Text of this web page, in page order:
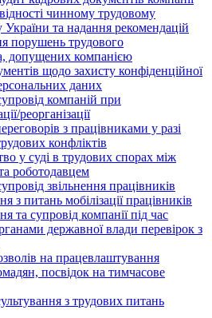
чинному трудовому
України та надання рекомендацій
порушень трудового
допущених компанією
щодо захисту конфіденційної
даних
компаній при
реорганізації
з працівниками у разі
конфліктів
у суді в трудових спорах між
роботодавцем
звільнення працівників
з питань мобілізації працівників
та супровід компанії під час
державної влади перевірок з
на працевлаштування
посвідок на тимчасове
з трудових питань